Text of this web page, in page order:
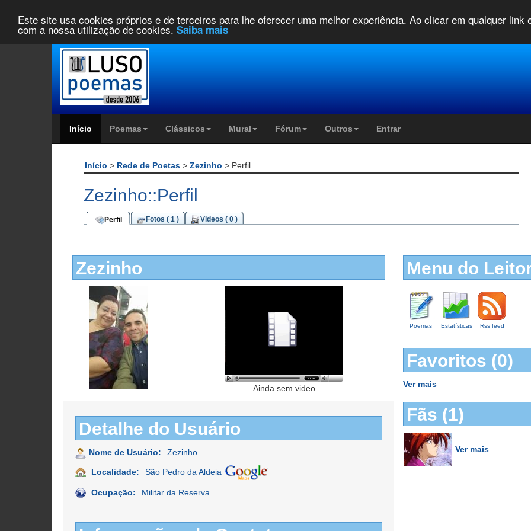
Este site usa cookies próprios e de terceiros para lhe oferecer uma melhor experiência. Ao clicar em qualquer link
com a nossa utilização de cookies. Saiba mais
Início Poemas Clássicos Mural Fórum Outros Entrar
Início > Rede de Poetas > Zezinho > Perfil
Zezinho::Perfil
Perfil Fotos ( 1 ) Videos ( 0 )
Zezinho
Ainda sem video
Detalhe do Usuário
Nome de Usuário: Zezinho
Localidade: São Pedro da Aldeia
Ocupação: Militar da Reserva
Menu do
Poemas Estatísticas Rss feed
Favoritos (0)
Ver mais
Fãs (1)
Ver mais